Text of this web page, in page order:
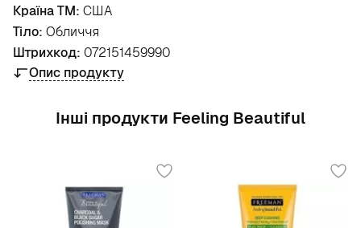
Країна ТМ: США
Тіло: Обличчя
Штрихкод: 072151459990
Опис продукту
Інші продукти Feeling Beautiful